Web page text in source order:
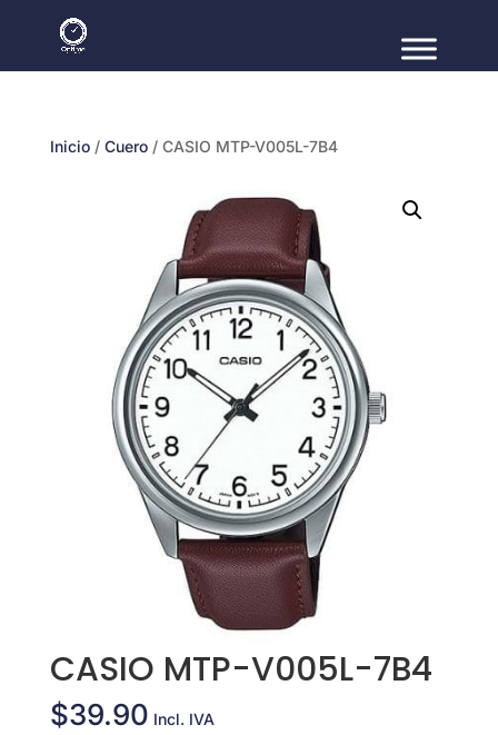
Inicio/ Cuero/ CASIO MTP-V005L-7B4
CASIO MTP-V005L-7B4
$39.90 Incl. IVA